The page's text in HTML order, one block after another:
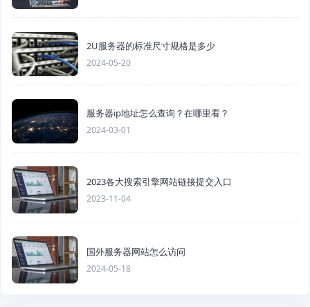
2U服务器的标准尺寸规格是多少
2024-05-20
服务器ip地址怎么查询？在哪里看？
2024-03-01
2023各大搜索引擎网站链接提交入口
2023-11-04
国外服务器网站怎么访问
2024-05-18